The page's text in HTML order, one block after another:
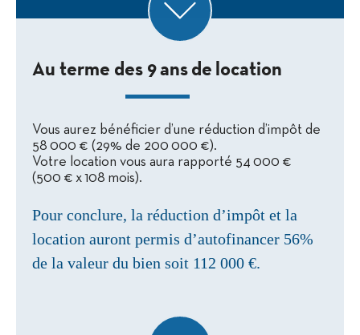
Au terme des 9 ans de location
Vous aurez bénéficier d’une réduction d’impôt de
58 000 € (29% de 200 000 €).
Votre location vous aura rapporté 54 000 €
(500 € x 108 mois).
Pour conclure, la réduction d’impôt et la
location auront permis d’autofinancer 56%
de la valeur du bien soit 112 000 €.